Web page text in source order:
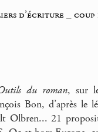
d’écriture_
du roman, sur
Bon, d’après le
Olbren... 21